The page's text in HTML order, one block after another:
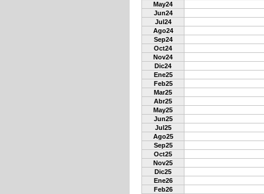
May24
Jun24
Jul24
Ago24
Sep24
Oct24
Nov24
Dic24
Ene25
Feb25
Mar25
Abr25
May25
Jun25
Jul25
Ago25
Sep25
Oct25
Nov25
Dic25
Ene26
Feb26